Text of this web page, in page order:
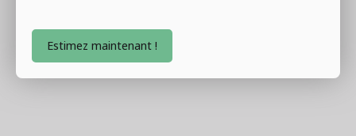
Estimez maintenant !